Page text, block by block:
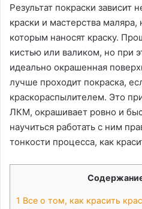
Результат покраски зависит
краски и мастерства маляра,
которым наносят краску.
кистью или валиком, но при
идеально окрашенная
лучше проходит покраска,
краскораспылителем. Это
ЛКМ, окрашивает ровно и
научиться работать с ним
тонкости процесса, как
1 Все о том, как красить